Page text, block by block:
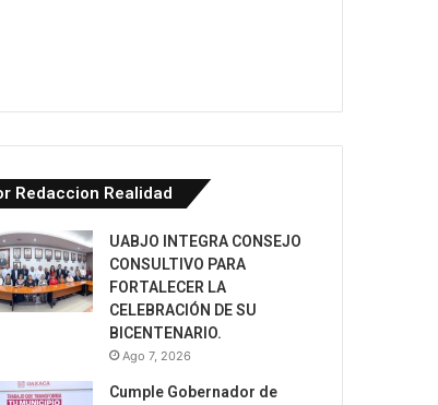
Redaccion Realidad
UABJO INTEGRA CONSEJO
CONSULTIVO PARA
FORTALECER LA
CELEBRACIÓN DE SU
BICENTENARIO.
Ago 7, 2026
Cumple Gobernador de